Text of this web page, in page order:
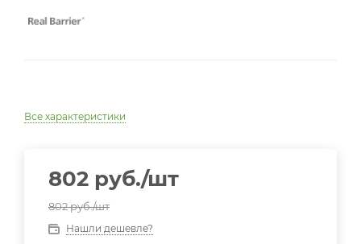
Все характеристики
802 руб./шт
802руб./шт
Нашли дешевле?